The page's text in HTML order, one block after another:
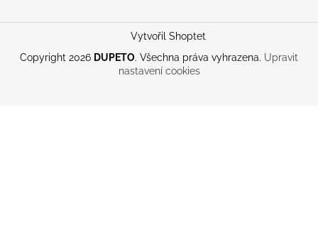
Vytvořil Shoptet
Copyright 2026 DUPETO. Všechna práva vyhrazena. Upravit
nastavení cookies